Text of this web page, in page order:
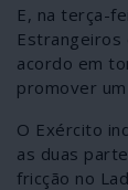
E, na terça-
Estrangeiros
acordo em
promover
O Exército
as duas
fricção no